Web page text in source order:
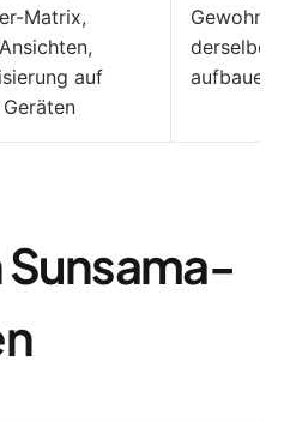
Matrix,
auf
aufbauen